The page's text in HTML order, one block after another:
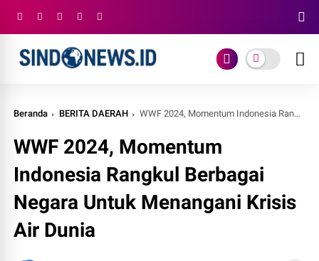
Beranda BERITA DAERAH WWF 2024, Momentum Indonesia Rangkul Berbagai Negara Untuk Menangani Krisis Air Dunia
WWF 2024, Momentum
Indonesia Rangkul Berbagai
Negara Untuk Menangani Krisis
Air Dunia